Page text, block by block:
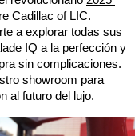
Cadillac of LIC.
a explorar todas sus
IQ a la perfección y
showroom para
al futuro del lujo.